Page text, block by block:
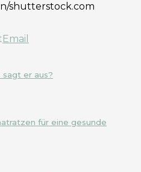
shutterstock.com
Email
er aus?
für eine gesunde